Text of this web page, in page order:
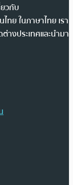
วกับ
ทย ในภาษาไทย เรา
างประเทศและนำมา